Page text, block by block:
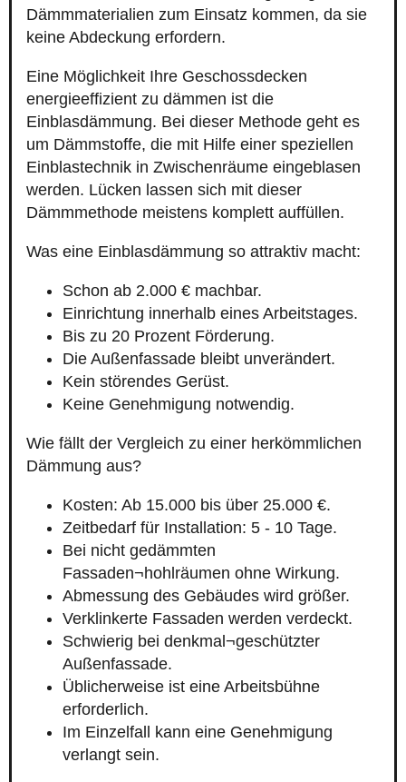
Dämmmaterialien zum Einsatz kommen, da sie
keine Abdeckung erfordern.
Eine Möglichkeit Ihre Geschossdecken
energieeffizient zu dämmen ist die
Einblasdämmung. Bei dieser Methode geht es
um Dämmstoffe, die mit Hilfe einer speziellen
Einblastechnik in Zwischenräume eingeblasen
werden. Lücken lassen sich mit dieser
Dämmmethode meistens komplett auffüllen.
Was eine Einblasdämmung so attraktiv macht:
Schon ab 2.000 € machbar.
Einrichtung innerhalb eines Arbeitstages.
Bis zu 20 Prozent Förderung.
Die Außenfassade bleibt unverändert.
Kein störendes Gerüst.
Keine Genehmigung notwendig.
Wie fällt der Vergleich zu einer herkömmlichen
Dämmung aus?
Kosten: Ab 15.000 bis über 25.000 €.
Zeitbedarf für Installation: 5 - 10 Tage.
Bei nicht gedämmten
Fassaden¬hohlräumen ohne Wirkung.
Abmessung des Gebäudes wird größer.
Verklinkerte Fassaden werden verdeckt.
Schwierig bei denkmal¬geschützter
Außenfassade.
Üblicherweise ist eine Arbeitsbühne
erforderlich.
Im Einzelfall kann eine Genehmigung
verlangt sein.